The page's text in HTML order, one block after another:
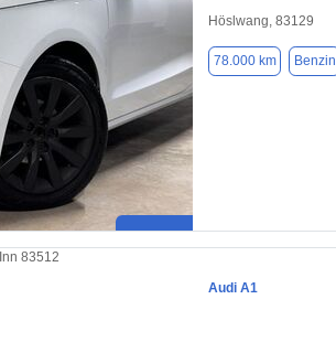
Höslwang, 83129
78.000 km Benzin
Audi A1